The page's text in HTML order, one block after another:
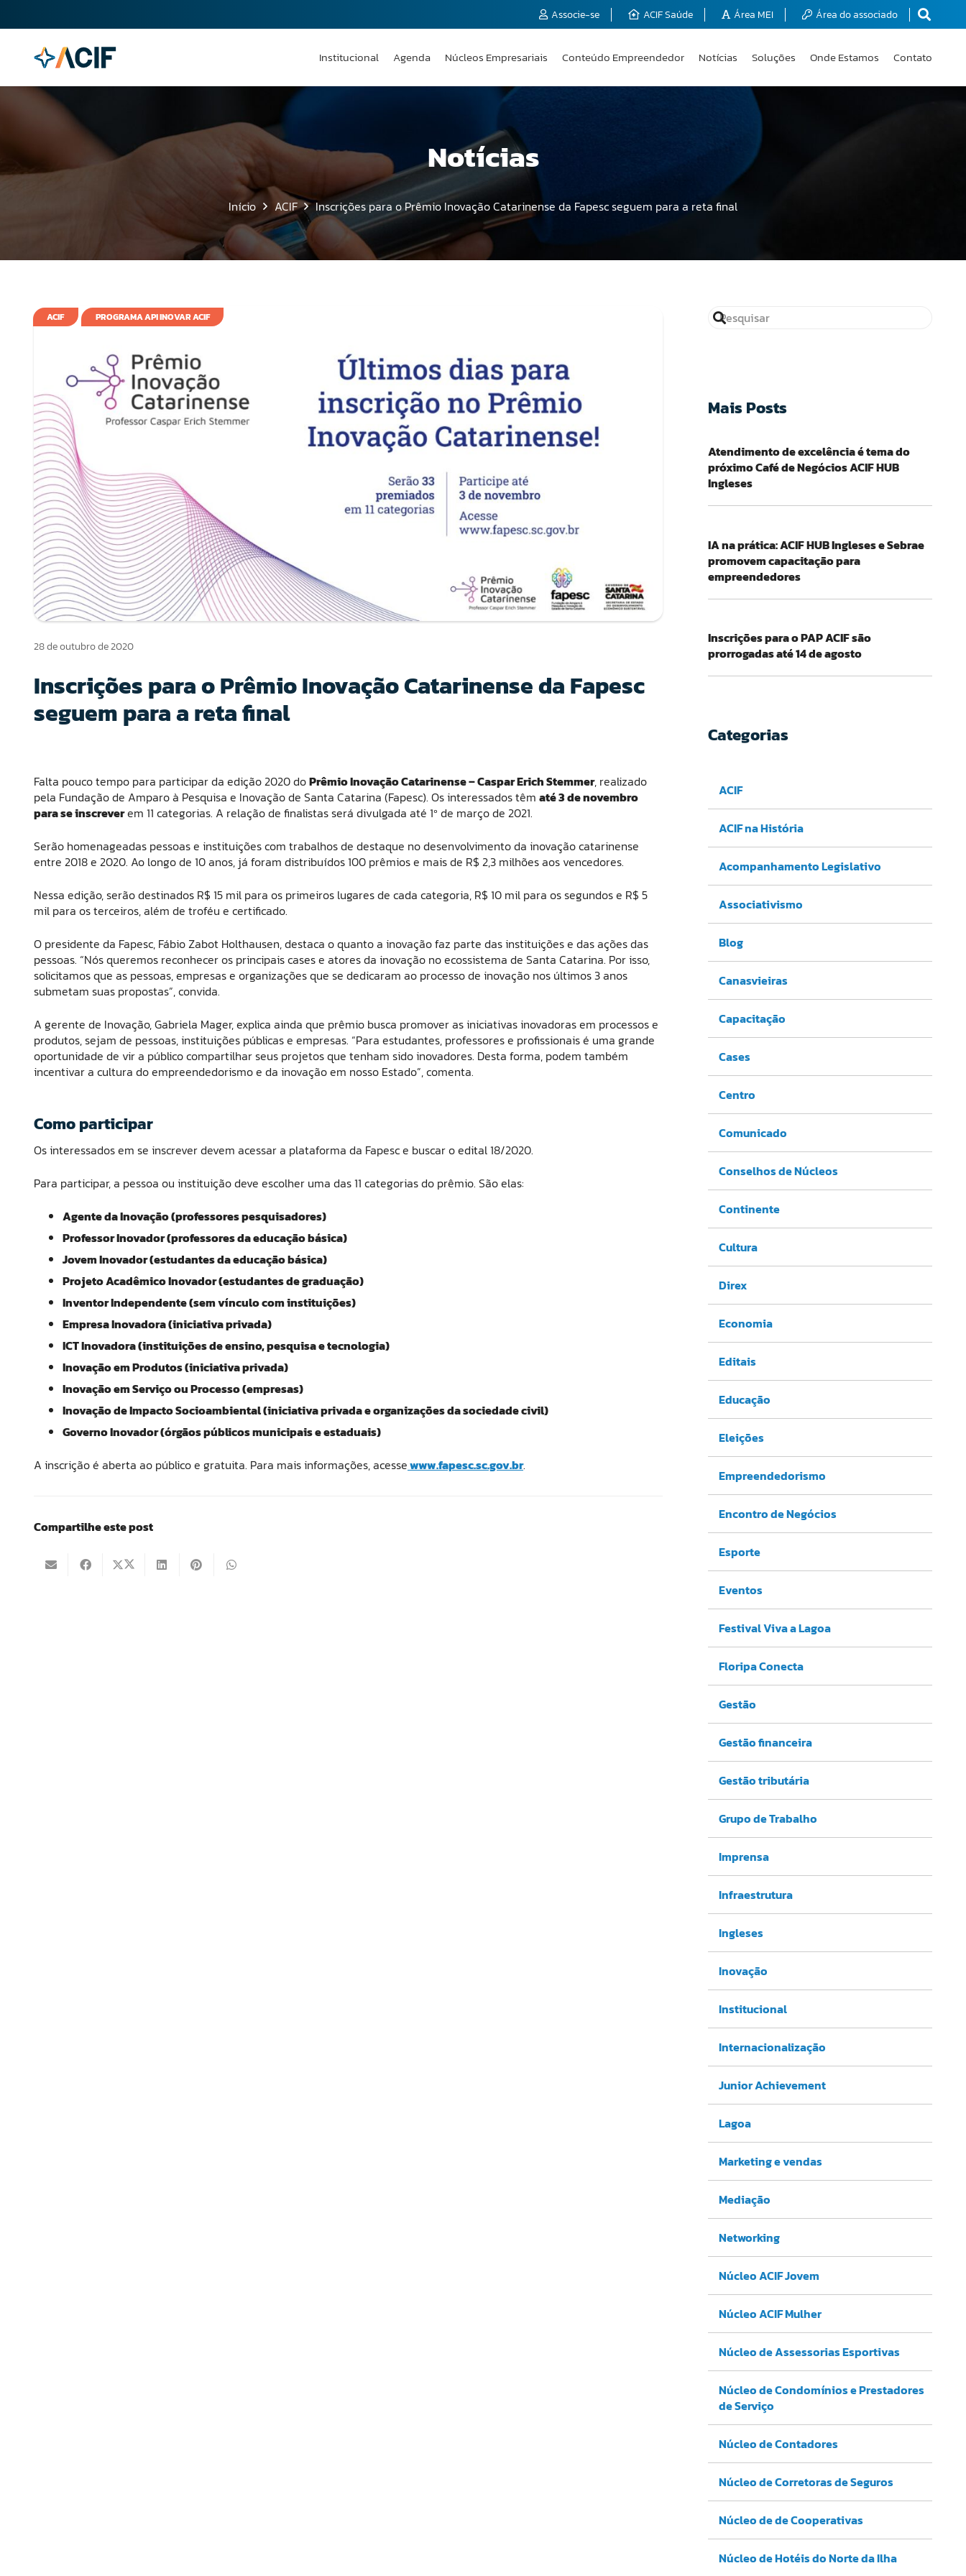
Associe-se ACIF Saúde Área MEI Área do associado
Institucional Agenda Núcleos Empresariais Conteúdo Empreendedor Notícias Soluções Onde Estamos Contato
Notícias
Início ACIF Inscrições para o Prêmio Inovação Catarinense da Fapesc seguem para a reta final
ACIF PROGRAMA API INOVAR ACIF
28 de outubro de 2020
Inscrições para o Prêmio Inovação Catarinense da Fapesc
seguem para a reta final
Falta pouco tempo para participar da edição 2020 doPrêmio Inovação Catarinense – Caspar Erich Stemmer, realizado
pela Fundação de Amparo à Pesquisa e Inovação de Santa Catarina (Fapesc). Os interessados têm até 3 de novembro
para se inscreverem 11 categorias. A relação de finalistas será divulgada até 1º de março de 2021.
Serão homenageadas pessoas e instituições com trabalhos de destaque no desenvolvimento da inovação catarinense
entre 2018 e 2020. Ao longo de 10 anos, já foram distribuídos 100 prêmios e mais de R$ 2,3 milhões aos vencedores.
Nessa edição, serão destinados R$ 15 mil para os primeiros lugares de cada categoria, R$ 10 mil para os segundos e R$ 5
mil para os terceiros, além de troféu e certificado.
O presidente da Fapesc, Fábio Zabot Holthausen, destaca o quanto a inovação faz parte das instituições e das ações das
pessoas. “Nós queremos reconhecer os principais cases e atores da inovação no ecossistema de Santa Catarina. Por isso,
solicitamos que as pessoas, empresas e organizações que se dedicaram ao processo de inovação nos últimos 3 anos
submetam suas propostas”, convida.
A gerente de Inovação, Gabriela Mager, explica ainda que prêmio busca promover as iniciativas inovadoras em processos e
produtos, sejam de pessoas, instituições públicas e empresas. “Para estudantes, professores e profissionais é uma grande
oportunidade de vir a público compartilhar seus projetos que tenham sido inovadores. Desta forma, podem também
incentivar a cultura do empreendedorismo e da inovação em nosso Estado”, comenta.
Como participar
Os interessados em se inscrever devem acessar a plataforma da Fapesc e buscar o edital 18/2020.
Para participar, a pessoa ou instituição deve escolher uma das 11 categorias do prêmio. São elas:
Agente da Inovação (professores pesquisadores)
Professor Inovador (professores da educação básica)
Jovem Inovador (estudantes da educação básica)
Projeto Acadêmico Inovador (estudantes de graduação)
Inventor Independente (sem vínculo com instituições)
Empresa Inovadora (iniciativa privada)
ICT Inovadora (instituições de ensino, pesquisa e tecnologia)
Inovação em Produtos (iniciativa privada)
Inovação em Serviço ou Processo (empresas)
Inovação de Impacto Socioambiental (iniciativa privada e organizações da sociedade civil)
Governo Inovador (órgãos públicos municipais e estaduais)
A inscrição é aberta ao público e gratuita. Para mais informações, acessewww.fapesc.sc.gov.br.
Compartilhe este post
Mais Posts
Atendimento de excelência é tema do
próximo Café de Negócios ACIF HUB
Ingleses
IA na prática: ACIF HUB Ingleses e Sebrae
promovem capacitação para
empreendedores
Inscrições para o PAP ACIF são
prorrogadas até 14 de agosto
Categorias
ACIF
ACIF na História
Acompanhamento Legislativo
Associativismo
Blog
Canasvieiras
Capacitação
Cases
Centro
Comunicado
Conselhos de Núcleos
Continente
Cultura
Direx
Economia
Editais
Educação
Eleições
Empreendedorismo
Encontro de Negócios
Esporte
Eventos
Festival Viva a Lagoa
Floripa Conecta
Gestão
Gestão financeira
Gestão tributária
Grupo de Trabalho
Imprensa
Infraestrutura
Ingleses
Inovação
Institucional
Internacionalização
Junior Achievement
Lagoa
Marketing e vendas
Mediação
Networking
Núcleo ACIF Jovem
Núcleo ACIF Mulher
Núcleo de Assessorias Esportivas
Núcleo de Condomínios e Prestadores
de Serviço
Núcleo de Contadores
Núcleo de Corretoras de Seguros
Núcleo de de Cooperativas
Núcleo de Hotéis do Norte da Ilha